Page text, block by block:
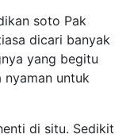
soto Pak
dicari banyak
yang begitu
nyaman untuk
di situ. Sedikit